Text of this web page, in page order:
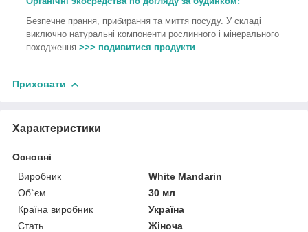
Безпечне прання, прибирання та миття посуду. У складі
виключно натуральні компоненти рослинного і мінерального
походження >>> подивитися продукти
Приховати
Характеристики
Основні
Виробник
White Mandarin
Об`єм
30 мл
Країна виробник
Україна
Стать
Жіноча